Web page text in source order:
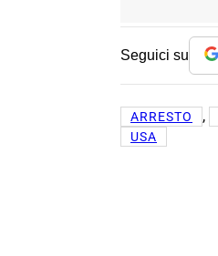
Seguici su
ARRESTO ,
USA